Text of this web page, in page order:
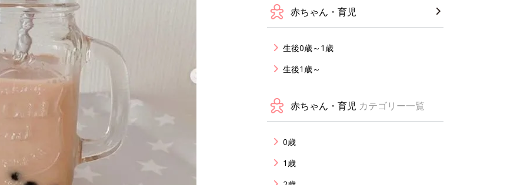
赤ちゃん・育児
生後0歳～1歳
生後1歳～
赤ちゃん・育児 カテゴリー一覧
0歳
1歳